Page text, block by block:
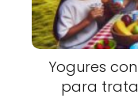
Yogures
para